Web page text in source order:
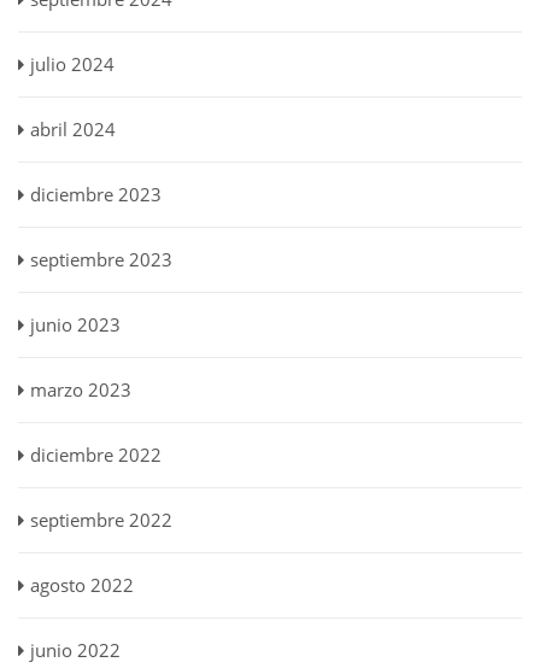
julio 2024
abril 2024
diciembre 2023
septiembre 2023
junio 2023
marzo 2023
diciembre 2022
septiembre 2022
agosto 2022
junio 2022